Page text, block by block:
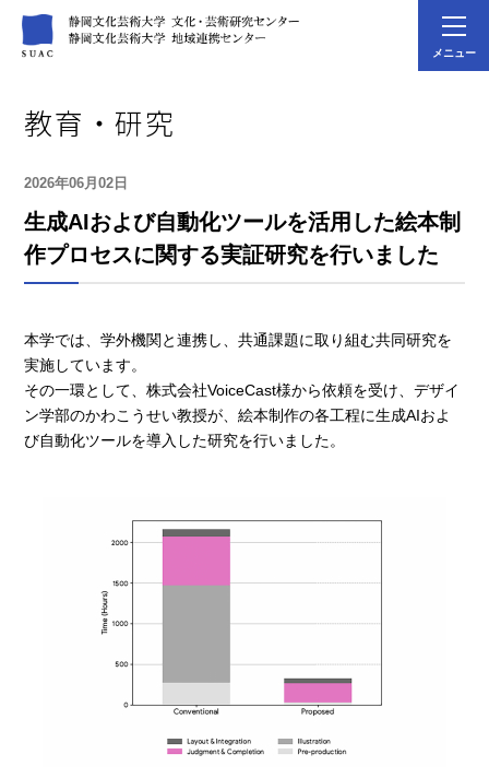
メニュー
教育・研究
2026年06月02日
生成AIおよび自動化ツールを活用した絵本制
作プロセスに関する実証研究を行いました
本学では、学外機関と連携し、共通課題に取り組む共同研究を
実施しています。
その一環として、株式会社VoiceCast様から依頼を受け、デザイ
ン学部のかわこうせい教授が、絵本制作の各工程に生成AIおよ
び自動化ツールを導入した研究を行いました。